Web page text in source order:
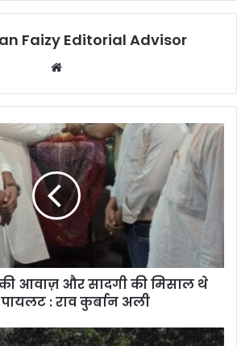
Faizy Editorial Advisor
b
s
i
t
e
आवाज़ और सादगी की मिसाल थे
: राव कुर्बान अली